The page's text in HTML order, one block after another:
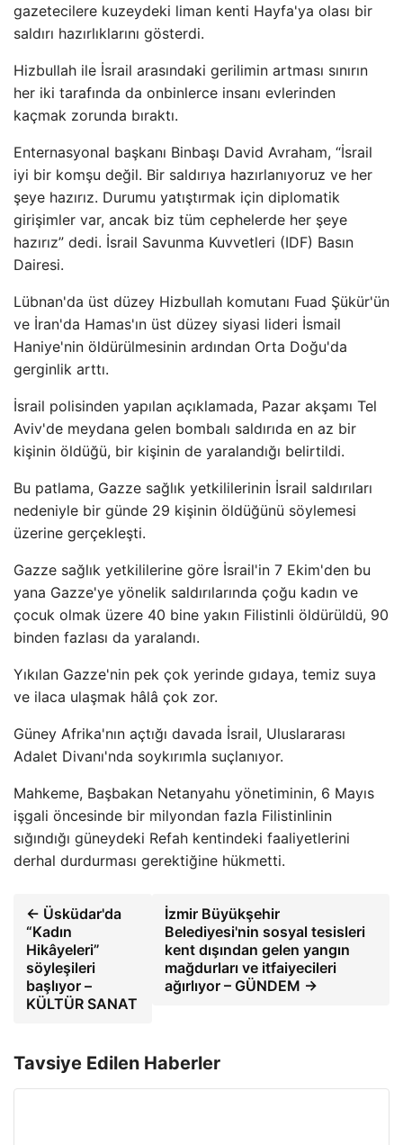
gazetecilere kuzeydeki liman kenti Hayfa'ya olası bir
saldırı hazırlıklarını gösterdi.
Hizbullah ile İsrail arasındaki gerilimin artması sınırın
her iki tarafında da onbinlerce insanı evlerinden
kaçmak zorunda bıraktı.
Enternasyonal başkanı Binbaşı David Avraham, “İsrail
iyi bir komşu değil. Bir saldırıya hazırlanıyoruz ve her
şeye hazırız. Durumu yatıştırmak için diplomatik
girişimler var, ancak biz tüm cephelerde her şeye
hazırız” dedi. İsrail Savunma Kuvvetleri (IDF) Basın
Dairesi.
Lübnan'da üst düzey Hizbullah komutanı Fuad Şükür'ün
ve İran'da Hamas'ın üst düzey siyasi lideri İsmail
Haniye'nin öldürülmesinin ardından Orta Doğu'da
gerginlik arttı.
İsrail polisinden yapılan açıklamada, Pazar akşamı Tel
Aviv'de meydana gelen bombalı saldırıda en az bir
kişinin öldüğü, bir kişinin de yaralandığı belirtildi.
Bu patlama, Gazze sağlık yetkililerinin İsrail saldırıları
nedeniyle bir günde 29 kişinin öldüğünü söylemesi
üzerine gerçekleşti.
Gazze sağlık yetkililerine göre İsrail'in 7 Ekim'den bu
yana Gazze'ye yönelik saldırılarında çoğu kadın ve
çocuk olmak üzere 40 bine yakın Filistinli öldürüldü, 90
binden fazlası da yaralandı.
Yıkılan Gazze'nin pek çok yerinde gıdaya, temiz suya
ve ilaca ulaşmak hâlâ çok zor.
Güney Afrika'nın açtığı davada İsrail, Uluslararası
Adalet Divanı'nda soykırımla suçlanıyor.
Mahkeme, Başbakan Netanyahu yönetiminin, 6 Mayıs
işgali öncesinde bir milyondan fazla Filistinlinin
sığındığı güneydeki Refah kentindeki faaliyetlerini
derhal durdurması gerektiğine hükmetti.
← Üsküdar'da
“Kadın
Hikâyeleri”
söyleşileri
başlıyor –
KÜLTÜR SANAT
İzmir Büyükşehir
Belediyesi'nin sosyal tesisleri
kent dışından gelen yangın
mağdurları ve itfaiyecileri
ağırlıyor – GÜNDEM →
Tavsiye Edilen Haberler